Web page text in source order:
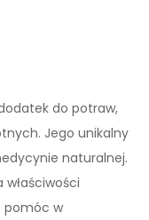
do potraw,
Jego unikalny
naturalnej.
pomóc w